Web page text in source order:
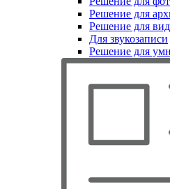
Решение для
Решение для
Для звукозаписи
Решение для